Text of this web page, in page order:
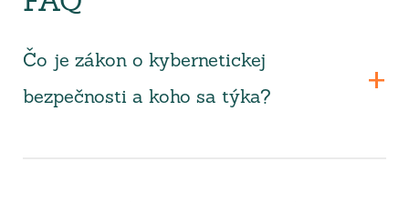
Čo je zákon o kybernetickej
bezpečnosti a koho sa týka?